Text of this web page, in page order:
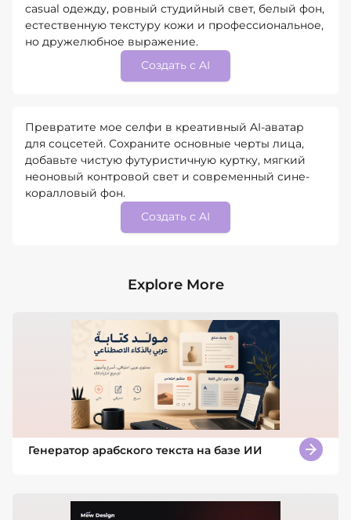
casual одежду, ровный студийный свет, белый фон,
естественную текстуру кожи и профессиональное,
но дружелюбное выражение.
Создать с AI
Превратите мое селфи в креативный AI-аватар
для соцсетей. Сохраните основные черты лица,
добавьте чистую футуристичную куртку, мягкий
неоновый контровой свет и современный сине-
коралловый фон.
Создать с AI
Explore More
Генератор арабского текста на базе ИИ